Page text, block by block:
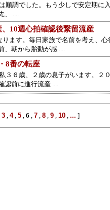
順調でした。もう少しで安定期に
、 ....
10週心拍確認後繋留流産
ります。毎日家族で名前を考え、
、朝から胎動が感 ....
8番の転座
３６歳、２歳の息子がいます。２
認前に進行流産 ....
3, 4, 5, 6 , 7, 8, 9, 10, ... ]